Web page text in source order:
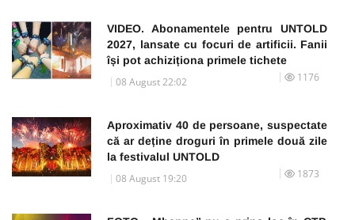
VIDEO. Abonamentele pentru UNTOLD
2027, lansate cu focuri de artificii. Fanii
își pot achiziționa primele tichete
08 August 22:02 1176
Aproximativ 40 de persoane, suspectate
că ar deține droguri în primele două zile
la festivalul UNTOLD
08 August 19:20 1873